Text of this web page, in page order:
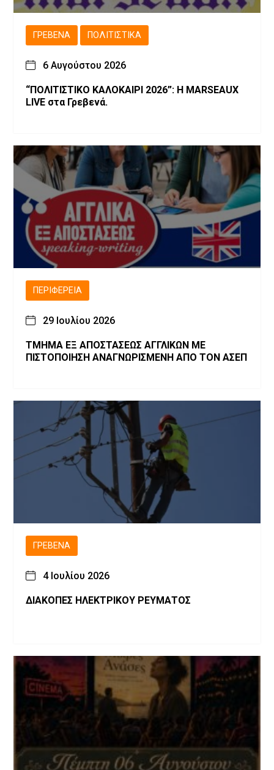
ΓΡΕΒΕΝΆ ΠΟΛΙΤΙΣΤΙΚΆ
6 Αυγούστου 2026
“ΠΟΛΙΤΙΣΤΙΚΟ ΚΑΛΟΚΑΙΡΙ 2026”: Η MARSEAUX
LIVE στα Γρεβενά.
ΠΕΡΙΦΈΡΕΙΑ
29 Ιουλίου 2026
ΤΜΗΜΑ ΕΞ ΑΠΟΣΤΑΣΕΩΣ ΑΓΓΛΙΚΩΝ ΜΕ
ΠΙΣΤΟΠΟΙΗΣΗ ΑΝΑΓΝΩΡΙΣΜΕΝΗ ΑΠΟ ΤΟΝ ΑΣΕΠ
ΓΡΕΒΕΝΆ
4 Ιουλίου 2026
ΔΙΑΚΟΠΕΣ ΗΛΕΚΤΡΙΚΟΥ ΡΕΥΜΑΤΟΣ